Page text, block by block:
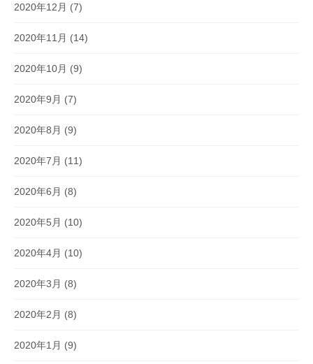
2020年12月 (7)
2020年11月 (14)
2020年10月 (9)
2020年9月 (7)
2020年8月 (9)
2020年7月 (11)
2020年6月 (8)
2020年5月 (10)
2020年4月 (10)
2020年3月 (8)
2020年2月 (8)
2020年1月 (9)